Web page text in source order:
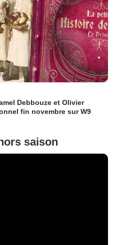
Debbouze et Olivier
fin novembre sur W9
saison